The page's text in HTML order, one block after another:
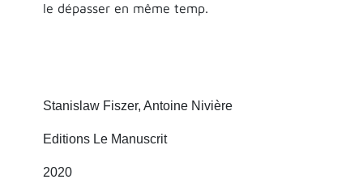
le dépasser en même temp.
Stanislaw Fiszer, Antoine Nivière
Editions Le Manuscrit
2020